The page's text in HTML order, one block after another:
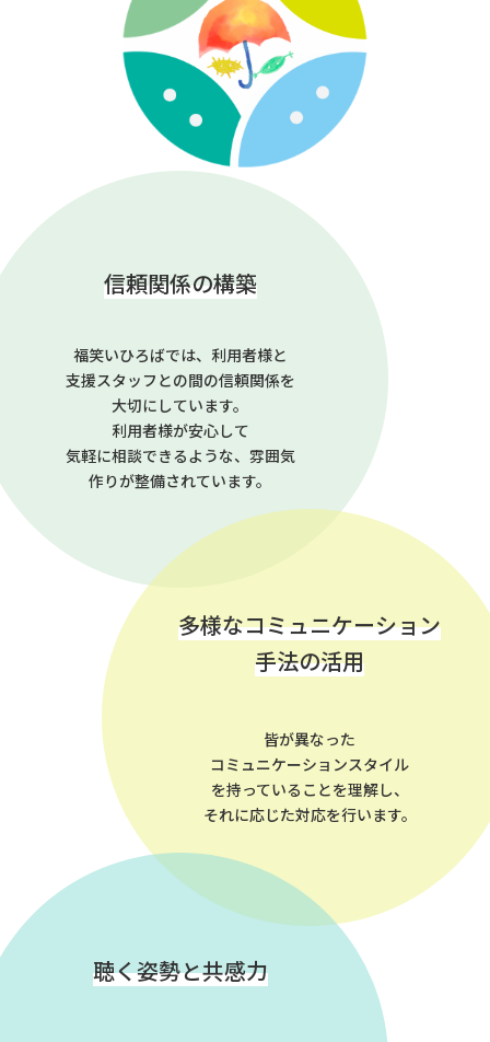
信頼関係の構築
福笑いひろばでは、利用者様と
支援スタッフとの間の信頼関係を
大切にしています。
利用者様が安心して
気軽に相談できるような、雰囲気
作りが整備されています。
多様なコミュニケーション
手法の活用
皆が異なった
コミュニケーションスタイル
を持っていることを理解し、
それに応じた対応を行います。
聴く姿勢と共感力